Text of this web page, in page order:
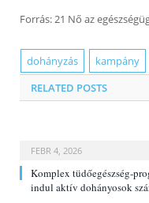
Forrás: 21 Nő az
dohányzás kampány
RELATED POSTS
FEBR 4, 2026
Komplex tüdőegészség-
indul aktív dohányosok